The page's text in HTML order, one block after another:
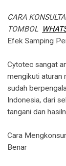
CARA
TOMBOL
​Efek Samping
Cytotec sangat
mengikuti aturan
sudah
Indonesia, dari
tangani dan
Cara
Benar